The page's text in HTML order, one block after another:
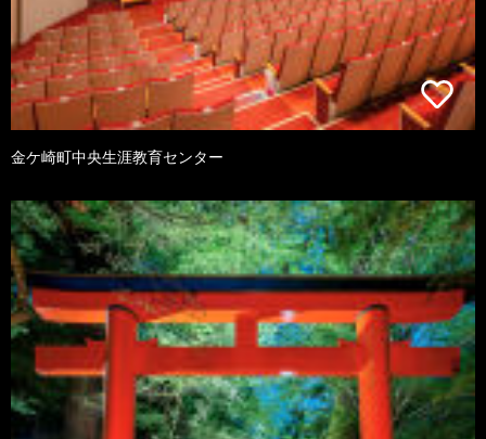
金ケ崎町中央生涯教育センター